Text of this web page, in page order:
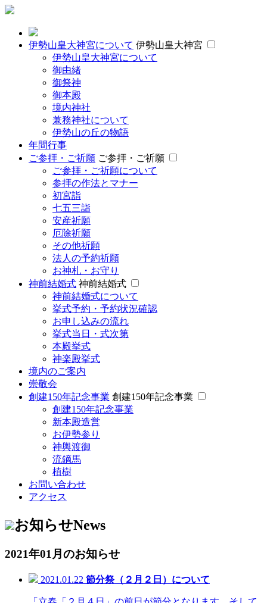
伊勢山皇大神宮について 伊勢山皇大神宮
伊勢山皇大神宮について
御由緒
御祭神
御本殿
境内神社
兼務神社について
伊勢山の丘の物語
年間行事
ご参拝・ご祈願 ご参拝・ご祈願
ご参拝・ご祈願について
参拝の作法とマナー
初宮詣
七五三詣
安産祈願
厄除祈願
その他祈願
法人の予約祈願
お神札・お守り
神前結婚式 神前結婚式
神前結婚式について
挙式予約・予約状況確認
お申し込みの流れ
挙式当日・式次第
本殿挙式
神楽殿挙式
境内のご案内
崇敬会
創建150年記念事業 創建150年記念事業
創建150年記念事業
新本殿造営
お伊勢参り
神輿渡御
流鏑馬
植樹
お問い合わせ
アクセス
お知らせNews
2021年01月のお知らせ
2021.01.22 節分祭（２月２日）について